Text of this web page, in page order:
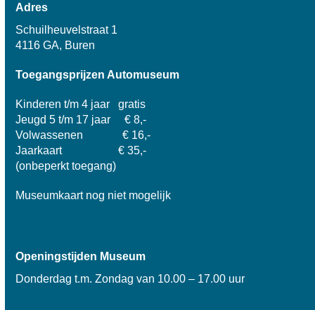
Adres
Schuilheuvelstraat 1
4116 GA, Buren
Toegangsprijzen Automuseum
Kinderen t/m 4 jaar gratis
Jeugd 5 t/m 17 jaar € 8,-
Volwassenen € 16,-
Jaarkaart € 35,-
(onbeperkt toegang)
Museumkaart nog niet mogelijk
Openingstijden Museum
Donderdag t.m. Zondag van 10.00 – 17.00 uur